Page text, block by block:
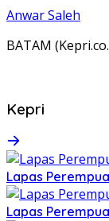
Anwar Saleh
BATAM
Kepri
Lapas
Lapas